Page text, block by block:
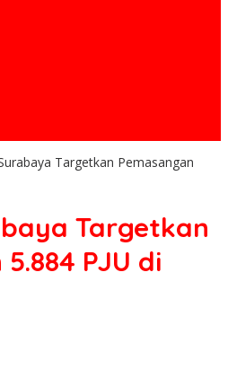
Targetkan Pemasangan
Targetkan
PJU di